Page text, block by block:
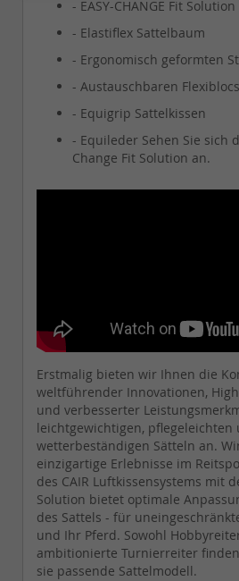
- EASY-CHANGE Fit Solution
- Elastiflex Sattelbaum
- Ergonomisch geformten
- Austauschbaren Flexiblocs
- Equigrip Sattelkissen
- Equileder Sehen Sie sich
Change Fit Solution an.
Erstmalig bieten wir Ihnen die
weltführender Innovationen,
und verbesserter
leichtgewichtigen, pflegeleichten
wetterbeständigen Sätteln an.
einzigartige Erlebnisse im
des CAIR Luftkissensystems mit
Solution bietet optimale
des Sattels - für
und Ihr Pferd. Sowohl
ambitionierte Turnierreiter
sie passende Sattelmodell.